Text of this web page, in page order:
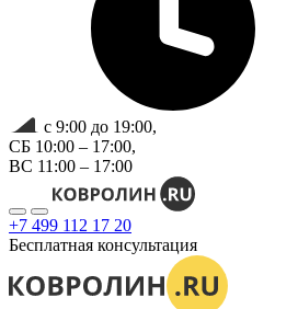
с 9:00 до 19:00,
СБ 10:00 – 17:00,
ВС 11:00 – 17:00
+7 499 112 17 20
Бесплатная консультация